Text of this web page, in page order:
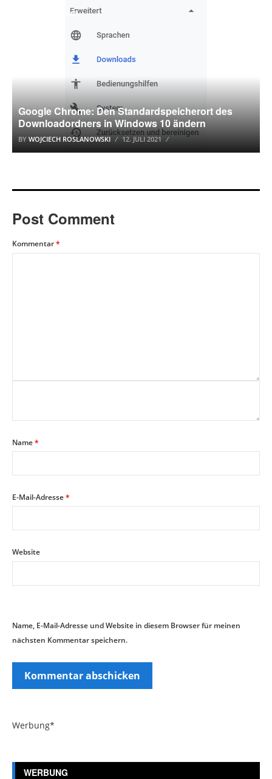
GOOGLE CHROME
Google Chrome: Den Standardspeicherort des
Downloadordners in Windows 10 ändern
BY WOJCIECH ROSLANOWSKI 12. JULI 2021
Post Comment
Kommentar*
Name*
E-Mail-Adresse*
Website
Name, E-Mail-Adresse und Website in diesem Browser für meinen
nächsten Kommentar speichern.
Werbung*
WERBUNG